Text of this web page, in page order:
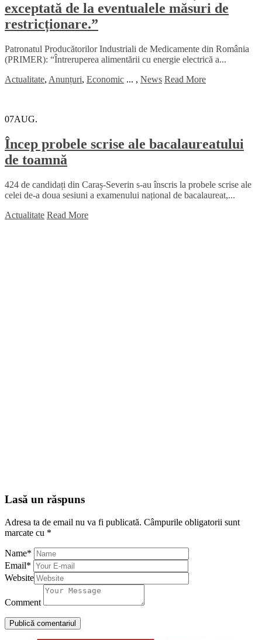
exceptată de la eventualele măsuri de
restricționare.”
Patronatul Producătorilor Industriali de Medicamente din România
(PRIMER): “Întreruperea alimentării cu energie electrică a...
Actualitate, Anunțuri, Economic ... , News Read More
07AUG.
Încep probele scrise ale bacalaureatului
de toamnă
424 de candidați din Caraș-Severin s-au înscris la probele scrise ale
celei de-a doua sesiuni a examenului național de bacalaureat,...
Actualitate Read More
Lasă un răspuns
Adresa ta de email nu va fi publicată. Câmpurile obligatorii sunt
marcate cu *
Name*
Email*
Website
Comment